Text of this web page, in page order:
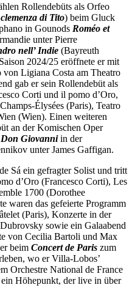
Rollendebüts als Orfeo
di Tito) beim Gluck
in Gounods Roméo et
unter Pierre
nell’ Indie (Bayreuth
2024/25 eröffnete er mit
von Ligiana Costa am Theatro
gab er sein Rollendebüt als
Corti und il pomo d’Oro,
Élysées (Paris), Teatro
(Wien). Einen weiteren
an der Komischen Oper
Don Giovanniin der
unter James Gaffigan.
Sá ein gefragter Solist und tritt
d’Oro (Francesco Corti), Les
1700 (Dorothee
waren das gefeierte Programm
(Paris), Konzerte in der
sowie ein Galaabend
von Cecilia Bartoli und Max
beim Concert de Paris zum
wo er Villa-Lobos’
Orchestre National de France
Höhepunkt, der live in über